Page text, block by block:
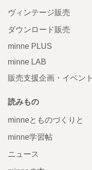
ヴィンテージ販売
ダウンロード販売
minne PLUS
minne LAB
販売支援企画・イベント
読みもの
minneとものづくりと
minne学習帖
ニュース